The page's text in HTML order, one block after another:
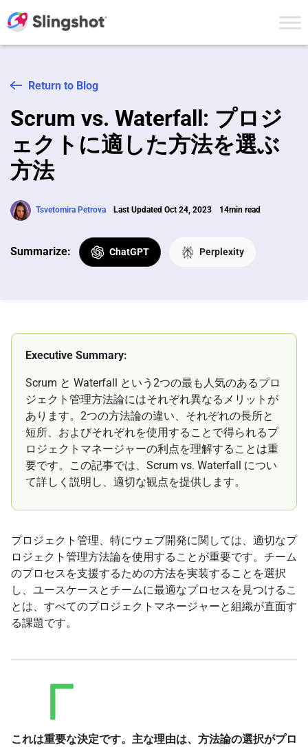
Return to Blog
Scrum vs. Waterfall: プロジ
ェクトに適した方法を選ぶ
方法
Tsvetomira Petrova Last Updated Oct 24, 2023 14min read
Summarize: ChatGPT Perplexity
Executive Summary:
Scrum と Waterfall という2つの最も人気のあるプロ
ジェクト管理方法論にはそれぞれ異なるメリットが
あります。2つの方法論の違い、それぞれの長所と
短所、およびそれぞれを使用することで得られるプ
ロジェクトマネージャーの利点を理解することは重
要です。この記事では、Scrum vs. Waterfall につい
て詳しく説明し、適切な観点を提供します。
プロジェクト管理、特にウェブ開発に関しては、適切なプ
ロジェクト管理方法論を使用することが重要です。チーム
のプロセスを支援するための方法を実装することを選択
し、ユースケースとチームに最適なプロセスを見つけるこ
とは、すべてのプロジェクトマネージャーと組織が直面す
る課題です。
これは重要な決定です。主な理由は、方法論の選択がプロ